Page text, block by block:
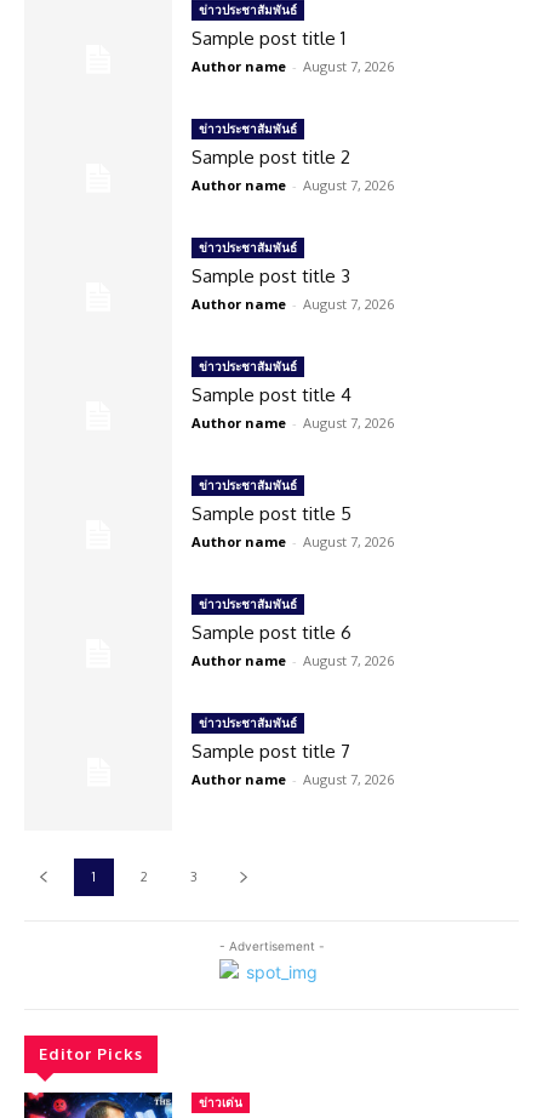
ข่าวประชาสัมพันธ์
Sample post title 1
Author name - August 7, 2026
ข่าวประชาสัมพันธ์
Sample post title 2
Author name - August 7, 2026
ข่าวประชาสัมพันธ์
Sample post title 3
Author name - August 7, 2026
ข่าวประชาสัมพันธ์
Sample post title 4
Author name - August 7, 2026
ข่าวประชาสัมพันธ์
Sample post title 5
Author name - August 7, 2026
ข่าวประชาสัมพันธ์
Sample post title 6
Author name - August 7, 2026
ข่าวประชาสัมพันธ์
Sample post title 7
Author name - August 7, 2026
1 2 3
- Advertisement -
Editor Picks
ข่าวเด่น